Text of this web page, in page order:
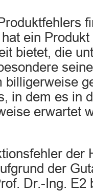
ein
bietet, die
billigerweise
in dem es in
erwartet
der
der
Dr.-Ing. E2